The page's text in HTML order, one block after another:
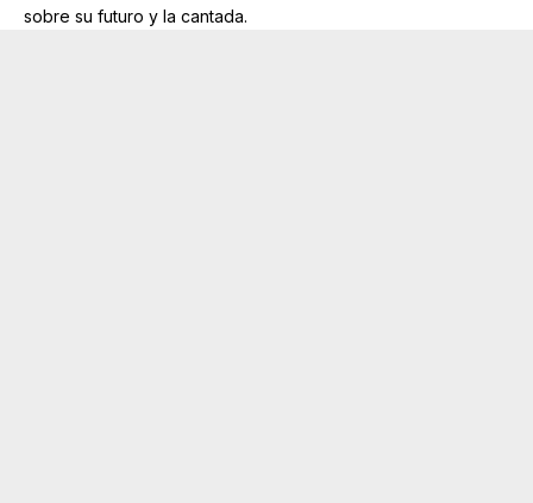
sobre su futuro y la cantada.